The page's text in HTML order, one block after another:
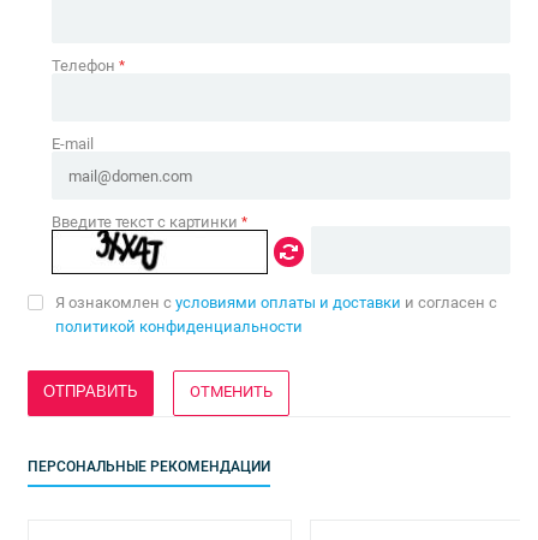
Телефон *
E-mail
Введите текст с картинки *
Я ознакомлен с условиями оплаты и доставки и согласен с
политикой конфиденциальности
ОТМЕНИТЬ
ПЕРСОНАЛЬНЫЕ РЕКОМЕНДАЦИИ